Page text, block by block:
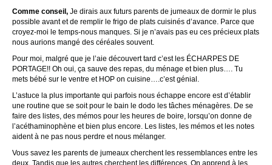
Comme conseil, Je dirais aux futurs parents de jumeaux de dormir le plus
possible avant et de remplir le frigo de plats cuisinés d’avance. Parce que
croyez-moi le temps-nous manques. Si je n’avais pas eu ces précieux plats
nous aurions mangé des céréales souvent.
Pour moi, malgré que je l’aie découvert tard c’est les ÉCHARPES DE
PORTAGE!! Oh oui, ça sauve des repas, du ménage et bien plus…. Tu
mets bébé sur le ventre et HOP on cuisine….c’est génial.
L’astuce la plus importante qui parfois nous échappe encore est d’établir
une routine que se soit pour le bain le dodo les tâches ménagères. De se
faire des listes, des mémos pour les heures de boire, lorsqu’on donne de
l’acéthaminophène et bien plus encore. Les listes, les mémos et les notes
aident à ne pas nous perdre et nous mélanger.
Vous savez les parents de jumeaux cherchent les ressemblances entre les
deux. Tandis que les autres cherchent les différences. On apprend à les